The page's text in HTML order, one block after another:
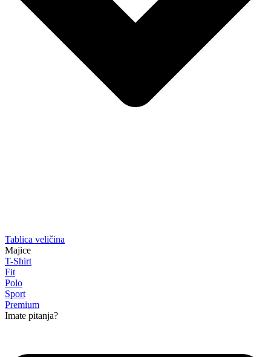
Tablica veličina
Majice
T-Shirt
Fit
Polo
Sport
Premium
Imate pitanja?